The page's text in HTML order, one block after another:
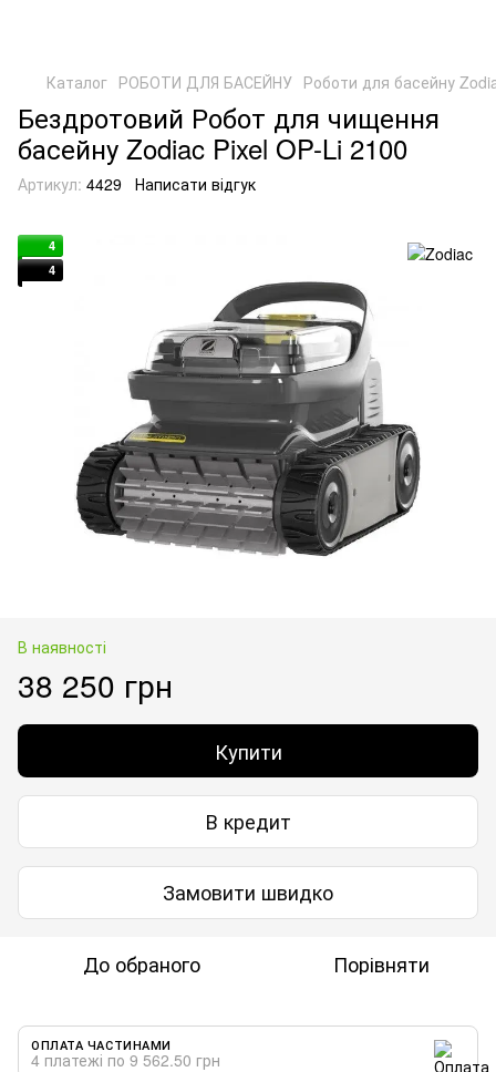
Каталог РОБОТИ ДЛЯ БАСЕЙНУ Роботи для басейну
Бездротовий Робот для чищення
басейну Zodiac Pixel OP-Li 2100
Артикул: 4429 Написати відгук
4
4
В наявності
38 250 грн
Купити
В кредит
Замовити швидко
До обраного Порівняти
ОПЛАТА ЧАСТИНАМИ
4 платежі по 9 562.50 грн